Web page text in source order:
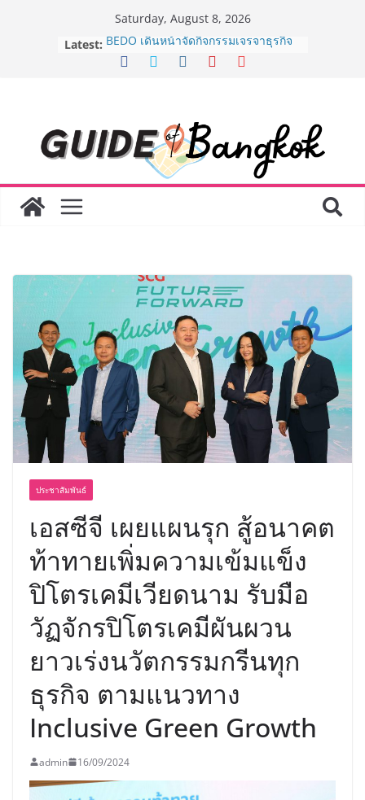
Saturday, August 8, 2026
Latest: BEDO เดินหน้าจัดกิจกรรมเจรจาธุรกิจ
“BIO TRADE CONNECT 2026” ยก
สด ดอกไม้ประดิษฐ์ พวงมาลัย และสังฆ
ภัณฑ์ครบวงจร ขอเชิญเลือกซื้อมาลัย
และของขวัญต้อนรับวันแม่ เปิดให้
บริการทุกวันตลอด 24 ชั่วโมง
Guangzhou Yinghao School เผยวิสัย
8.8 “ซูเลียน” รวมพลังนักธุรกิจทั่ว
ประเทศ จัดประชุมใหญ่แห่งปี พบ CEO
“ดร.ปิยะวัฒน์” ถ่ายทอดวิสัยทัศน์ธุรกิจ
พร้อมฟรีคอนเสิร์ต “โชค รถแห่” ยกวง
AirAsia X SEE FAH พันธมิตรทางธุรกิจ
ยาวนานกว่า 20 ปี ต่อยอดเสิร์ฟความ
อร่อย ยกเมนูระดับตำนาน “ข้าวหน้าไก่
ราชวงศ์” พุ่งทะยานสู่น่านฟ้า
ประชาสัมพันธ์
เอสซีจี เผยแผนรุก สู้อนาคต
ท้าทายเพิ่มความเข้มแข็ง
ปิโตรเคมีเวียดนาม รับมือ
วัฏจักรปิโตรเคมีผันผวน
ยาวเร่งนวัตกรรมกรีนทุก
ธุรกิจ ตามแนวทาง
Inclusive Green Growth
admin 16/09/2024